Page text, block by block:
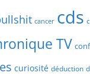
cancer cds
TV
curiosité déduction